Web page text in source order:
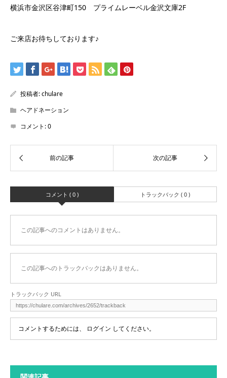
横浜市金沢区谷津町150 プライムレーベル金沢文庫2F
ご来店お待ちしております♪
投稿者:chulare
ヘアドネーション
コメント:0
コメント ( 0 ) トラックバック ( 0 )
この記事へのコメントはありません。
この記事へのトラックバックはありません。
トラックバック URL
コメントするためには、 ログイン してください。